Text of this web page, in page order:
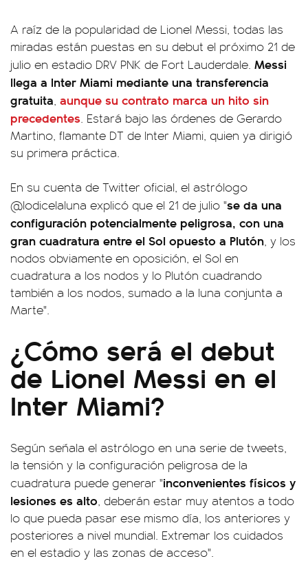
A raíz de la popularidad de Lionel Messi, todas las
miradas están puestas en su debut el próximo 21 de
julio en estadio DRV PNK de Fort Lauderdale. Messi
llega a Inter Miami mediante una transferencia
gratuita, aunque su contrato marca un hito sin
precedentes. Estará bajo las órdenes de Gerardo
Martino, flamante DT de Inter Miami, quien ya dirigió
su primera práctica.
En su cuenta de Twitter oficial, el astrólogo
@lodicelaluna explicó que el 21 de julio "se da una
configuración potencialmente peligrosa, con una
gran cuadratura entre el Sol opuesto a Plutón, y los
nodos obviamente en oposición, el Sol en
cuadratura a los nodos y lo Plutón cuadrando
también a los nodos, sumado a la luna conjunta a
Marte".
¿Cómo será el debut
de Lionel Messi en el
Inter Miami?
Según señala el astrólogo en una serie de tweets,
la tensión y la configuración peligrosa de la
cuadratura puede generar "inconvenientes físicos y
lesiones es alto, deberán estar muy atentos a todo
lo que pueda pasar ese mismo día, los anteriores y
posteriores a nivel mundial. Extremar los cuidados
en el estadio y las zonas de acceso".